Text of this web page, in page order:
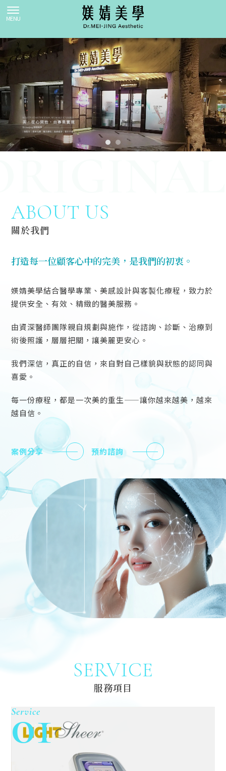
ABOUT US
關於我們
打造每一位顧客心中的完美，是我們的初衷。
媄婧美學結合醫學專業、美感設計與客製化療程，致力於
提供安全、有效、精緻的醫美服務。
由資深醫師團隊親自規劃與施作，從諮詢、診斷、治療到
術後照護，層層把關，讓美麗更安心。
我們深信，真正的自信，來自對自己樣貌與狀態的認同與
喜愛。
每一份療程，都是一次美的重生——讓你越來越美，越來
越自信。
案例分享 預約諮詢
SERVICE
服務項目
Service
01